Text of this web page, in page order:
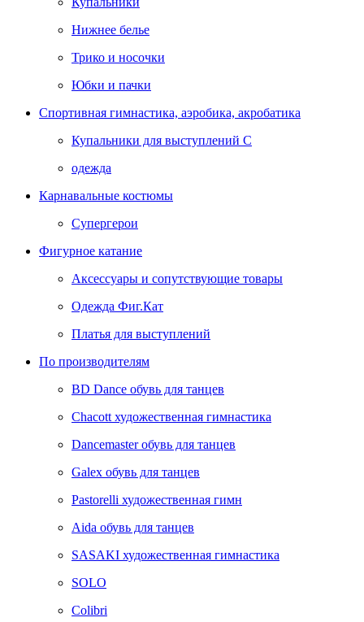
Нижнее белье
Трико и носочки
Юбки и пачки
Спортивная гимнастика, аэробика, акробатика
Купальники для выступлений С
одежда
Карнавальные костюмы
Супергерои
Фигурное катание
Аксессуары и сопутствующие товары
Одежда Фиг.Кат
Платья для выступлений
По производителям
BD Dance обувь для танцев
Chacott художественная гимнастика
Dancemaster обувь для танцев
Galex обувь для танцев
Pastorelli художественная гимн
Аida обувь для танцев
SASAKI художественная гимнастика
SOLO
Colibri